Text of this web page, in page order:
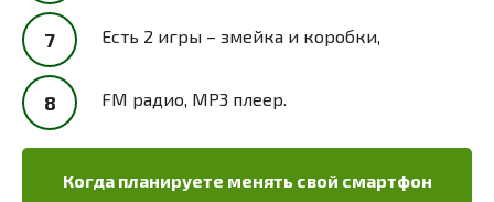
Есть 2 игры – змейка и коробки,
FM радио, MP3 плеер.
Когда планируете менять свой смартфон